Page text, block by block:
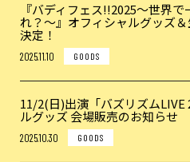
『バディフェス!!2025〜世界
れ？〜』オフィシャルグッズ
決定！
2025.11.10 GOODS
11/2(日)出演「バズリズム
ルグッズ 会場販売のお知らせ
2025.10.30 GOODS